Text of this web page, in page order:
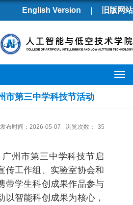
English Version 旧版网站
市第三中学科技节活动
发布时间：2026-05-07 浏览次数： 35
广州市第三中学科技节启
传工作组、实验室协会和
带学生科创成果作品参与
以智能科创成果为核心，